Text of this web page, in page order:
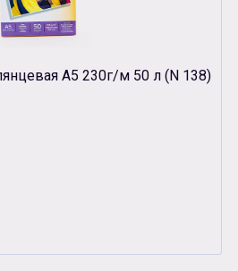
A5 230г/м 50 л (N 138)